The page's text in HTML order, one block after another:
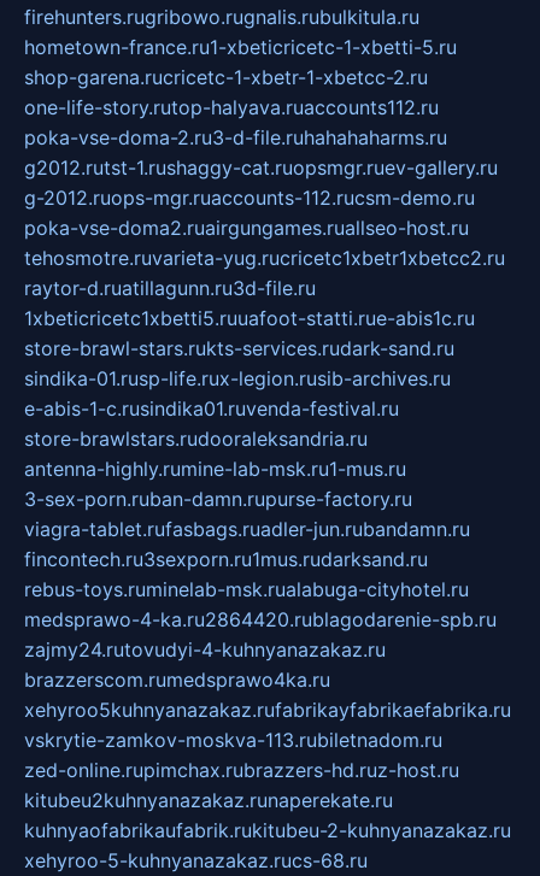
firehunters.rugribowo.rugnalis.rubulkitula.ru
hometown-france.ru1-xbeticricetc-1-xbetti-5.ru
shop-garena.rucricetc-1-xbetr-1-xbetcc-2.ru
one-life-story.rutop-halyava.ruaccounts112.ru
poka-vse-doma-2.ru3-d-file.ruhahahaharms.ru
g2012.rutst-1.rushaggy-cat.ruopsmgr.ruev-gallery.ru
g-2012.ruops-mgr.ruaccounts-112.rucsm-demo.ru
poka-vse-doma2.ruairgungames.ruallseo-host.ru
tehosmotre.ruvarieta-yug.rucricetc1xbetr1xbetcc2.ru
raytor-d.ruatillagunn.ru3d-file.ru
1xbeticricetc1xbetti5.ruuafoot-statti.rue-abis1c.ru
store-brawl-stars.rukts-services.rudark-sand.ru
sindika-01.rusp-life.rux-legion.rusib-archives.ru
e-abis-1-c.rusindika01.ruvenda-festival.ru
store-brawlstars.rudooraleksandria.ru
antenna-highly.rumine-lab-msk.ru1-mus.ru
3-sex-porn.ruban-damn.rupurse-factory.ru
viagra-tablet.rufasbags.ruadler-jun.rubandamn.ru
fincontech.ru3sexporn.ru1mus.rudarksand.ru
rebus-toys.ruminelab-msk.rualabuga-cityhotel.ru
medsprawo-4-ka.ru2864420.rublagodarenie-spb.ru
zajmy24.rutovudyi-4-kuhnyanazakaz.ru
brazzerscom.rumedsprawo4ka.ru
xehyroo5kuhnyanazakaz.rufabrikayfabrikaefabrika.ru
vskrytie-zamkov-moskva-113.rubiletnadom.ru
zed-online.rupimchax.rubrazzers-hd.ruz-host.ru
kitubeu2kuhnyanazakaz.runaperekate.ru
kuhnyaofabrikaufabrik.rukitubeu-2-kuhnyanazakaz.ru
xehyroo-5-kuhnyanazakaz.rucs-68.ru